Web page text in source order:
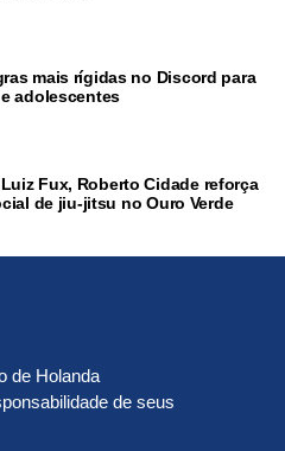
mais rígidas no Discord para
adolescentes
Fux, Roberto Cidade reforça
de jiu-jitsu no Ouro Verde
de Holanda
de seus